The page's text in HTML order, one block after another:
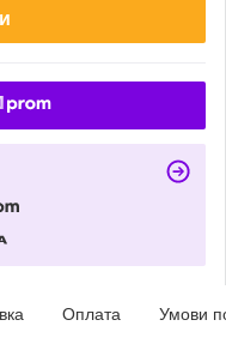
Оплата Умови